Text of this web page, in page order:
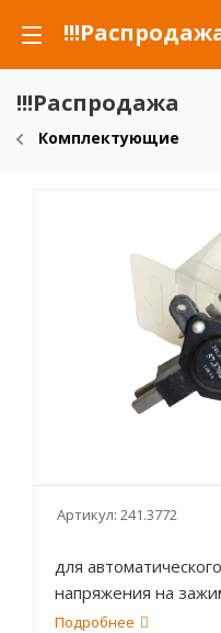
!!!Распродажа
Комплектующие
Артикул: 241.3772
для
напряжения на
Подробнее